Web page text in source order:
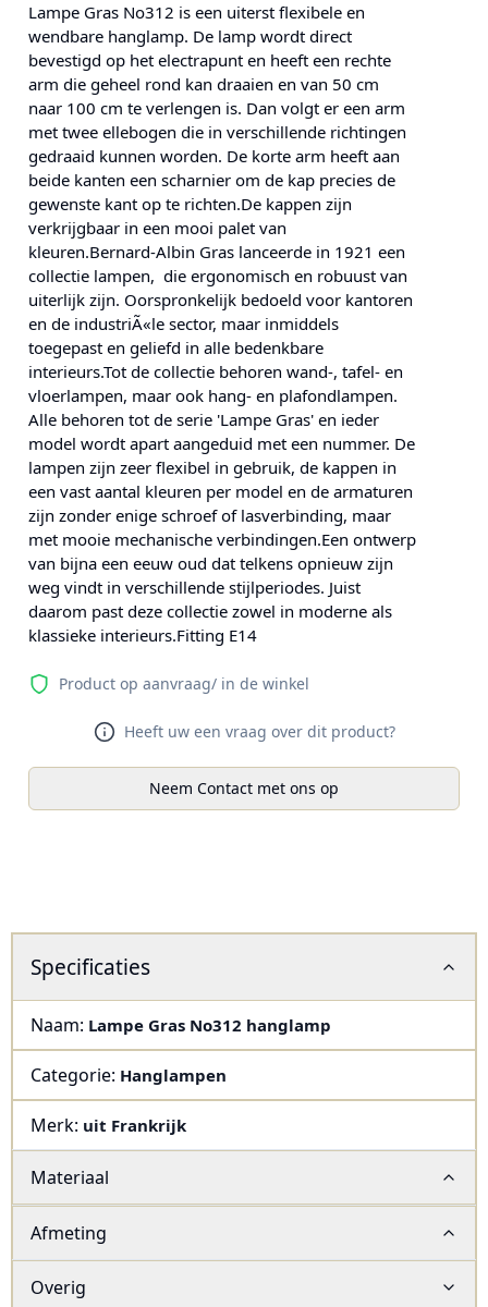
Lampe Gras No312 is een uiterst flexibele en
wendbare hanglamp. De lamp wordt direct
bevestigd op het electrapunt en heeft een rechte
arm die geheel rond kan draaien en van 50 cm
naar 100 cm te verlengen is. Dan volgt er een arm
met twee ellebogen die in verschillende richtingen
gedraaid kunnen worden. De korte arm heeft aan
beide kanten een scharnier om de kap precies de
gewenste kant op te richten.De kappen zijn
verkrijgbaar in een mooi palet van
kleuren.Bernard-Albin Gras lanceerde in 1921 een
collectie lampen, die ergonomisch en robuust van
uiterlijk zijn. Oorspronkelijk bedoeld voor kantoren
en de industriÃ«le sector, maar inmiddels
toegepast en geliefd in alle bedenkbare
interieurs.Tot de collectie behoren wand-, tafel- en
vloerlampen, maar ook hang- en plafondlampen.
Alle behoren tot de serie 'Lampe Gras' en ieder
model wordt apart aangeduid met een nummer. De
lampen zijn zeer flexibel in gebruik, de kappen in
een vast aantal kleuren per model en de armaturen
zijn zonder enige schroef of lasverbinding, maar
met mooie mechanische verbindingen.Een ontwerp
van bijna een eeuw oud dat telkens opnieuw zijn
weg vindt in verschillende stijlperiodes. Juist
daarom past deze collectie zowel in moderne als
klassieke interieurs.Fitting E14
Product op aanvraag/ in de winkel
Heeft uw een vraag over dit product?
Neem Contact met ons op
Specificaties
Naam: Lampe Gras No312 hanglamp
Categorie: Hanglampen
Merk: uit Frankrijk
Materiaal
Afmeting
Overig